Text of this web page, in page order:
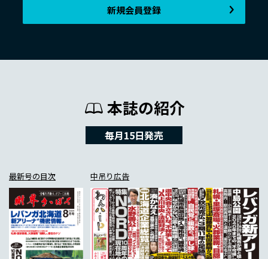
新規会員登録
本誌の紹介
毎月15日発売
最新号の目次 中吊り広告